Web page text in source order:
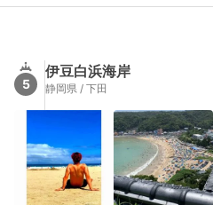
5
伊豆白浜海岸
静岡県 / 下田